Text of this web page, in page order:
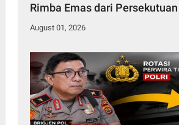
Rimba Emas dari
Malaysia
August 01, 2026